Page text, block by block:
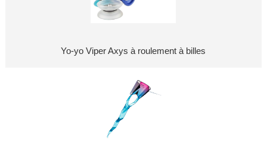
Yo-yo Viper Axys à roulement à billes